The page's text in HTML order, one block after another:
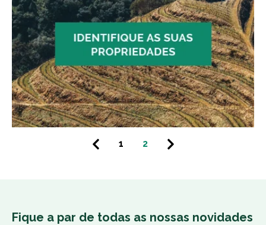
1 2
Fique a par de todas as nossas novidades